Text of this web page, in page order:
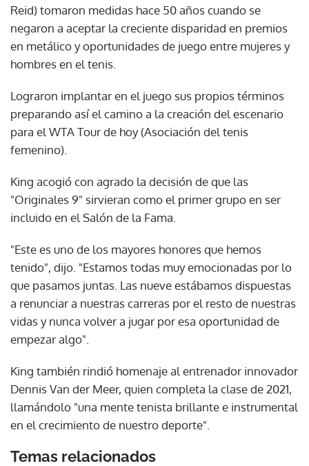
Reid) tomaron medidas hace 50 años cuando se
negaron a aceptar la creciente disparidad en premios
en metálico y oportunidades de juego entre mujeres y
hombres en el tenis.
Lograron implantar en el juego sus propios términos
preparando así el camino a la creación del escenario
para el WTA Tour de hoy (Asociación del tenis
femenino).
King acogió con agrado la decisión de que las
"Originales 9" sirvieran como el primer grupo en ser
incluido en el Salón de la Fama.
"Este es uno de los mayores honores que hemos
tenido", dijo. "Estamos todas muy emocionadas por lo
que pasamos juntas. Las nueve estábamos dispuestas
a renunciar a nuestras carreras por el resto de nuestras
vidas y nunca volver a jugar por esa oportunidad de
empezar algo".
King también rindió homenaje al entrenador innovador
Dennis Van der Meer, quien completa la clase de 2021,
llamándolo "una mente tenista brillante e instrumental
en el crecimiento de nuestro deporte".
Temas relacionados